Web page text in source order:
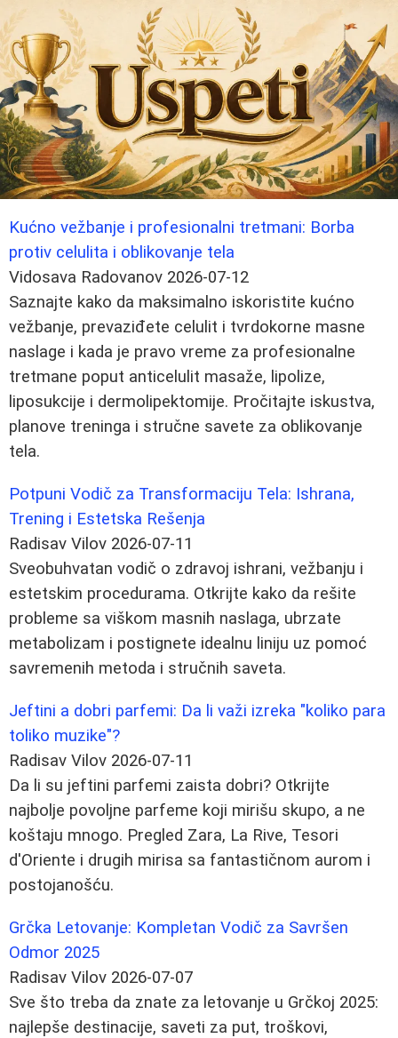
Kućno vežbanje i profesionalni tretmani: Borba
protiv celulita i oblikovanje tela
Vidosava Radovanov 2026-07-12
Saznajte kako da maksimalno iskoristite kućno
vežbanje, prevaziđete celulit i tvrdokorne masne
naslage i kada je pravo vreme za profesionalne
tretmane poput anticelulit masaže, lipolize,
liposukcije i dermolipektomije. Pročitajte iskustva,
planove treninga i stručne savete za oblikovanje
tela.
Potpuni Vodič za Transformaciju Tela: Ishrana,
Trening i Estetska Rešenja
Radisav Vilov 2026-07-11
Sveobuhvatan vodič o zdravoj ishrani, vežbanju i
estetskim procedurama. Otkrijte kako da rešite
probleme sa viškom masnih naslaga, ubrzate
metabolizam i postignete idealnu liniju uz pomoć
savremenih metoda i stručnih saveta.
Jeftini a dobri parfemi: Da li važi izreka "koliko para
toliko muzike"?
Radisav Vilov 2026-07-11
Da li su jeftini parfemi zaista dobri? Otkrijte
najbolje povoljne parfeme koji mirišu skupo, a ne
koštaju mnogo. Pregled Zara, La Rive, Tesori
d'Oriente i drugih mirisa sa fantastičnom aurom i
postojanošću.
Grčka Letovanje: Kompletan Vodič za Savršen
Odmor 2025
Radisav Vilov 2026-07-07
Sve što treba da znate za letovanje u Grčkoj 2025:
najlepše destinacije, saveti za put, troškovi,